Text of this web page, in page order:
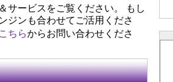
サービスをご覧ください。 もし
ジンも合わせてご活用くださ
こちらからお問い合わせくださ